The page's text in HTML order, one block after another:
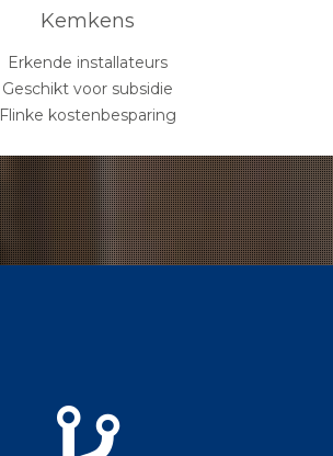
Kemkens
Erkende installateurs
Geschikt voor subsidie
Flinke kostenbesparing